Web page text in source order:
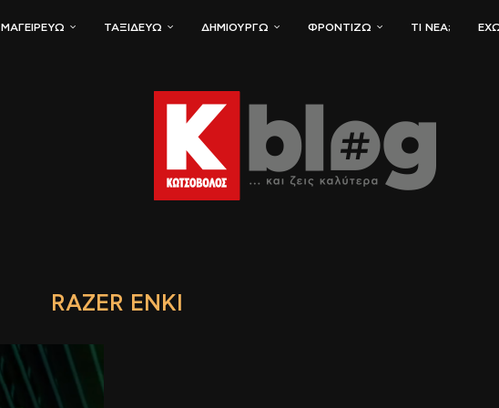
ΜΑΓΕΙΡΕΎΩ ΤΑΞΙΔΕΎΩ ΔΗΜΙΟΥΡΓΏ ΦΡΟΝΤΊΖΩ ΤΙ ΝΈΑ;
RAZER ENKI